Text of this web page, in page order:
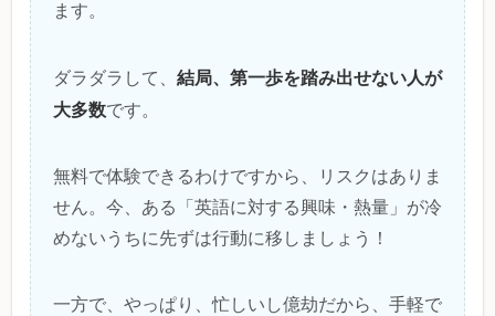
ます。
ダラダラして、 結局、第一歩を踏み出せない人が
大多数です。
無料で体験できるわけですから、リスクはありま
せん。今、ある「英語に対する興味・熱量」が冷
めないうちに先ずは行動に移しましょう！
一方で、やっぱり、忙しいし億劫だから、手軽で